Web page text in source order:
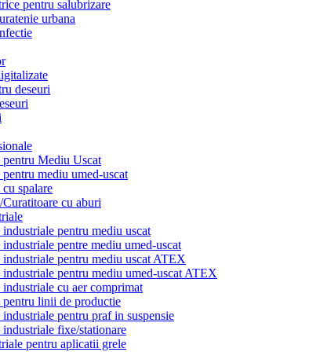
pentru salubrizare
urbana
deseuri
pentru Mediu Uscat
mediu umed-uscat
spalare
cu aburi
pentru mediu uscat
pentre mediu umed-uscat
industriale pentru mediu uscat ATEX
industriale pentru mediu umed-uscat ATEX
cu aer comprimat
pentru linii de productie
pentru praf in suspensie
industriale fixe/stationare
pentru aplicatii grele